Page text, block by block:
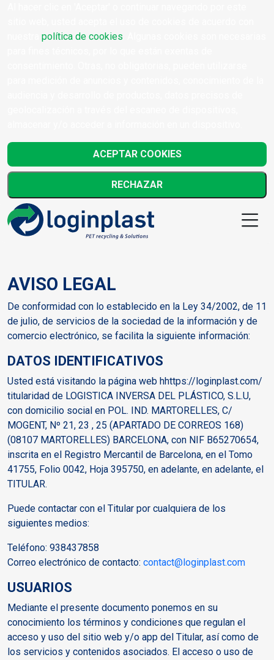
política de cookies
ACEPTAR COOKIES
RECHAZAR
AVISO LEGAL
De conformidad con lo establecido en la Ley 34/2002, de 11
de julio, de servicios de la sociedad de la información y de
comercio electrónico, se facilita la siguiente información:
DATOS IDENTIFICATIVOS
Usted está visitando la página web hhttps://loginplast.com/
titularidad de LOGISTICA INVERSA DEL PLÁSTICO, S.L.U,
con domicilio social en POL. IND. MARTORELLES, C/
MOGENT, Nº 21, 23 , 25 (APARTADO DE CORREOS 168)
(08107 MARTORELLES) BARCELONA, con NIF B65270654,
inscrita en el Registro Mercantil de Barcelona, en el Tomo
41755, Folio 0042, Hoja 395750, en adelante, en adelante, el
TITULAR.
Puede contactar con el Titular por cualquiera de los
siguientes medios:
Teléfono: 938437858
Correo electrónico de contacto: contact@loginplast.com
USUARIOS
Mediante el presente documento ponemos en su
conocimiento los términos y condiciones que regulan el
acceso y uso del sitio web y/o app del Titular, así como de
los servicios y contenidos asociados. El acceso o uso de